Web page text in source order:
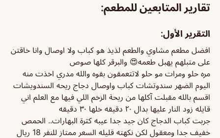
تقارير المتابعين للمطعم:
التقرير الأول:
افضل مطعم مشاوي والطعم لذيذ هو كباب ولا اوصال وانا خاقتن
على متبلهم يهبل طعمه😍 والبرقر كلها صوص
مره حلو ومرات مو حلو لاتتعمقون بقوه والله مدري اخذت منه
اليوم الضهر سندوتشات كباب واوصال دجاج ريحه السندويشات
اقسم بالله مقبلت آكلها من ريحة الزخم اللي فيها مع العلم اني
قايله زود النار عليها بدال ٢٠ دقيقه خلها ٣٠ دقيقه
جربت كباب الدجاج كان جيد جدا عيبه كثرة البهارات.. الحمص
خفيف جدا ومعقول لكن نكهته قليله السعر ممتاز للنفر 18 ريال